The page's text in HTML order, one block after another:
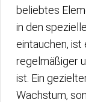
beliebtes
in den
eintauchen,
regelmäßiger
ist. Ein
Wachstum,